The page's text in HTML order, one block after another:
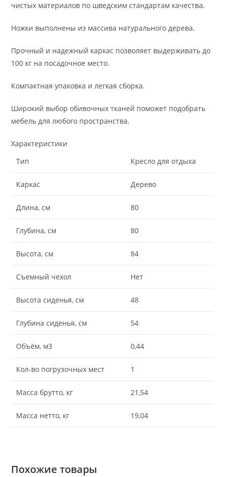
чистых материалов по шведским стандартам качества.
Ножки выполнены из массива натурального дерева.
Прочный и надежный каркас позволяет выдерживать до
100 кг на посадочное место.
Компактная упаковка и легкая сборка.
Широкий выбор обивочных тканей поможет подобрать
мебель для любого пространства.
Характеристики
Тип
Кресло для отдыха
Каркас Дерево
Длина, см 80
Глубина, см 80
Высота, см 84
Съемный чехол Нет
Высота сиденья, см 48
Глубина сиденья, см 54
Объём, м3 0,44
Кол-во погрузочных мест 1
Масса брутто, кг 21,54
Масса нетто, кг 19,04
Похожие товары